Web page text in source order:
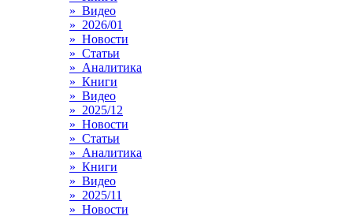
» Видео
» 2026/01
» Новости
» Статьи
» Аналитика
» Книги
» Видео
» 2025/12
» Новости
» Статьи
» Аналитика
» Книги
» Видео
» 2025/11
» Новости